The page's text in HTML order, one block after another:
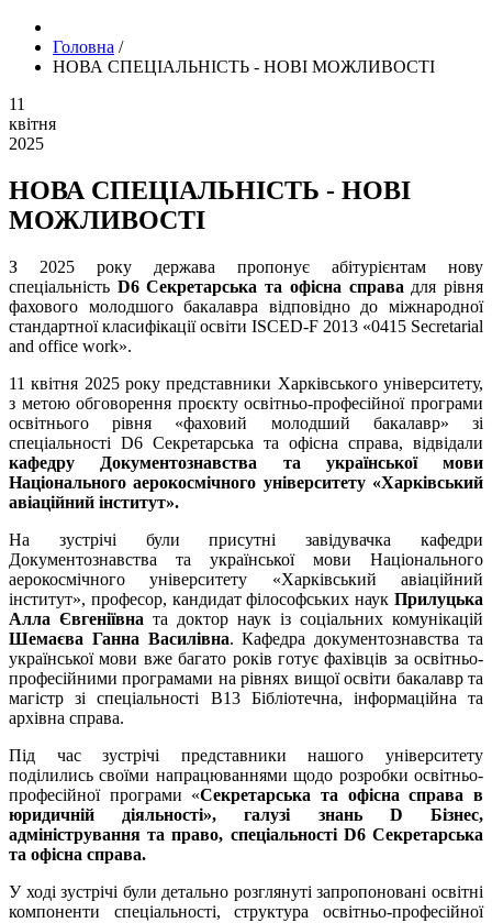
Головна /
НОВА СПЕЦІАЛЬНІСТЬ - НОВІ МОЖЛИВОСТІ
11
квітня
2025
НОВА СПЕЦІАЛЬНІСТЬ - НОВІ
МОЖЛИВОСТІ
З 2025 року держава пропонує абітурієнтам нову
спеціальність D6 Секретарська та офісна справа для рівня
фахового молодшого бакалавра відповідно до міжнародної
стандартної класифікації освіти ISCED-F 2013 «0415 Secretarial
and office work».
11 квітня 2025 року представники Харківського університету,
з метою обговорення проєкту освітньо-професійної програми
освітнього рівня «фаховий молодший бакалавр» зі
спеціальності D6 Секретарська та офісна справа, відвідали
кафедру Документознавства та української мови
Національного аерокосмічного університету «Харківський
авіаційний інститут».
На зустрічі були присутні завідувачка кафедри
Документознавства та української мови Національного
аерокосмічного університету «Харківський авіаційний
інститут», професор, кандидат філософських наук Прилуцька
Алла Євгеніївна та доктор наук із соціальних комунікацій
Шемаєва Ганна Василівна. Кафедра документознавства та
української мови вже багато років готує фахівців за освітньо-
професійними програмами на рівнях вищої освіти бакалавр та
магістр зі спеціальності B13 Бібліотечна, інформаційна та
архівна справа.
Під час зустрічі представники нашого університету
поділились своїми напрацюваннями щодо розробки освітньо-
професійної програми «Секретарська та офісна справа в
юридичній діяльності»,
галузі знань D Бізнес,
адміністрування та право, спеціальності D6 Секретарська
та офісна справа.
У ході зустрічі були детально розглянуті запропоновані освітні
компоненти спеціальності, структура освітньо-професійної